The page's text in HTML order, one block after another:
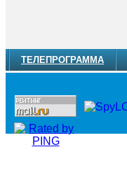
ТЕЛЕПРОГРАММА